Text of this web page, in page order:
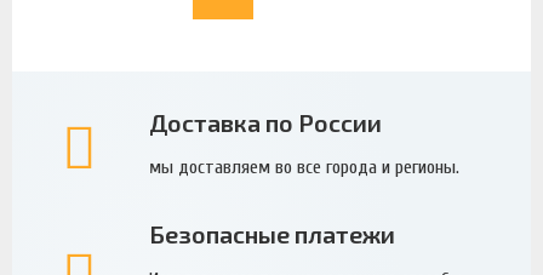
Доставка по России
мы доставляем во все города и регионы.
Безопасные платежи